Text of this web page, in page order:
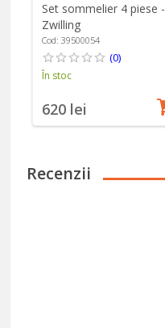
Set sommelier 4 piese -
Zwilling
Cod: 39500054
(0)
În stoc
620 lei
Recenzii